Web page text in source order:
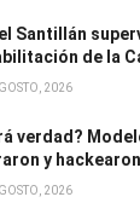
Santillán
de la
2026
verdad?
y
2026